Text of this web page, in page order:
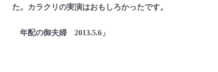
た。カラクリの実演はおもしろかったです。
年配の御夫婦 2013.5.6」